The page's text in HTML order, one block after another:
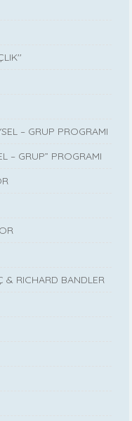
– GRUP PROGRAMI
– GRUP” PROGRAMI
& RICHARD BANDLER